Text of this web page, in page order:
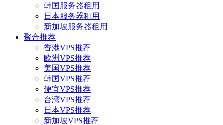
韩国服务器租用
日本服务器租用
新加坡服务器租用
聚合推荐
香港VPS推荐
欧洲VPS推荐
美国VPS推荐
韩国VPS推荐
便宜VPS推荐
台湾VPS推荐
日本VPS推荐
新加坡VPS推荐